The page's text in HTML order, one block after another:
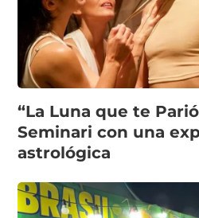
“La Luna que te
Seminari con una
astrológica